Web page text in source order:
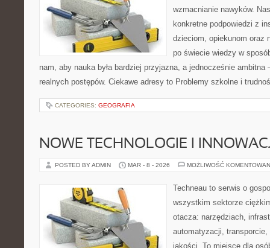
wzmacnianie nawyków.
konkretne podpowiedzi z
dzieciom, opiekunom oraz
po świecie wiedzy w
nam, aby nauka była bardziej przyjazna, a jednocześnie ambitna
realnych postępów. Ciekawe adresy to Problemy szkolne i
CATEGORIES: GEOGRAFIA
NOWE TECHNOLOGIE I
POSTED BY ADMIN MAR - 8 - 2026 MOŻLIWOŚĆ
Techneau to serwis o
wszystkim sektorze
otacza: narzędziach,
automatyzacji,
jakości. To miejsce dla